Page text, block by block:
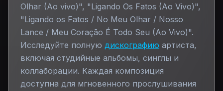
Olhar (Ao vivo)", "Ligando Os Fatos (Ao Vivo)",
"Ligando os Fatos / No Meu Olhar / Nosso
Lance / Meu Coração É Todo Seu (Ao Vivo)".
Исследуйте полную дискографию артиста,
включая студийные альбомы, синглы и
коллаборации. Каждая композиция
доступна для мгновенного прослушивания